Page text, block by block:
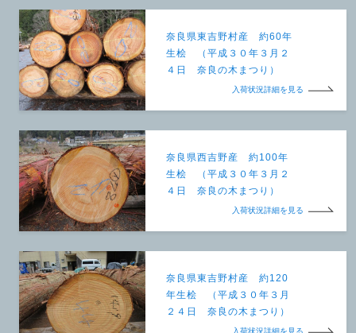
奈良県東吉野村産 約60年
生桧 （平成３０年３月２
４日 奈良の木まつり）
入荷状況詳細を見る
奈良県西吉野産 約100年
生桧 （平成３０年３月２
４日 奈良の木まつり）
入荷状況詳細を見る
奈良県東吉野村産 約120
年生桧 （平成３０年３月
２４日 奈良の木まつり）